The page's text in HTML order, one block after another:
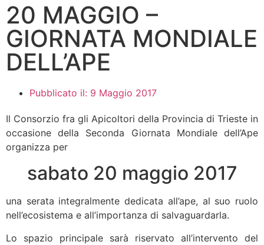
20 MAGGIO –
GIORNATA MONDIALE
DELL’APE
Pubblicato il: 9 Maggio 2017
Il Consorzio fra gli Apicoltori della Provincia di Trieste in
occasione della Seconda Giornata Mondiale dell’Ape
organizza per
sabato 20 maggio 2017
una serata integralmente dedicata all’ape, al suo ruolo
nell’ecosistema e all’importanza di salvaguardarla.
Lo spazio principale sarà riservato all’intervento del